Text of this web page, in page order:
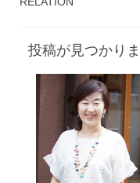
投稿が見つかりま